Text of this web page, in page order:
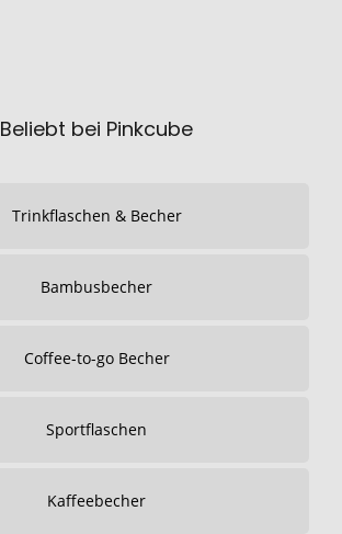
Beliebt bei Pinkcube
Trinkflaschen & Becher
Bambusbecher
Coffee-to-go Becher
Sportflaschen
Kaffeebecher